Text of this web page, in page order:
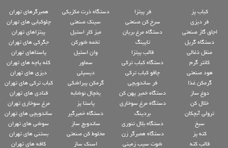
کباب پز
فر دیزی
اجاق گاز صنعتی
دستگاه گریل
منقل ذغالی
کانتر گرم
هود صنعتی
گرمکن غذا
دوغ ساز
خلال کن
ترولی آبچکان
سیخ
کته پز
قالب کته
فر پیتزا
سرخ کن صنعتی
دستگاه مرغ بریان
تاپینگ
قالب پیتزا
دستگاه کباب ترکی
چاقو کباب ترکی
فر ساندویچی
دستگاه خمیر پهن کن
دستگاه مرغ سوخاری
بردینگ
دستگاه بلال تنوری
دستگاه همبرگر زن
شوت سیب زمینی
دستگاه ذرت مکزیکی
سینک صنعتی
میز کار استیل
تخمه شورکن
وان استیل
سماور
دیسپلی
گرمکن پیراشکی
یخچال نوشابه
پاستا پز
دستگاه خمیرگیر
ساندویچ ساز
مخلوط کن صنعتی
اسنک ساز
همبرگرهای تهران
چلوکبابی های تهران
پیتزاهای تهران
جگرکی های تهران
پاستاهای تهران
کله پاچه های تهران
دیزی های تهران
کباب ترکی های تهران
قنادی های تهران
مرغ سوخاری تهران
ساندویچی های تهران
سوشی های تهران
بستنی های تهران
کافه های تهران